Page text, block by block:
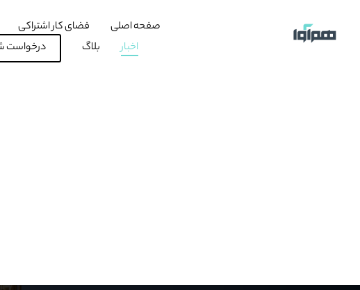
صفحه اصلی فضای کار اشتراکی
اخبار
بلاگ درخواست